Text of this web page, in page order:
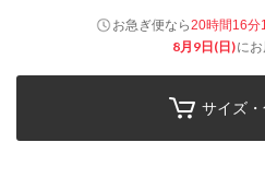
お急ぎ便なら20時間16分
8月9日(日)に
サイズ